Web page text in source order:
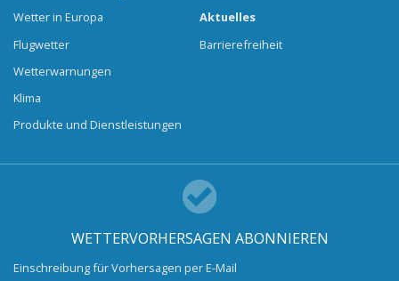
Wetter in Europa
Flugwetter
Wetterwarnungen
Klima
Produkte und Dienstleistungen
Aktuelles
Barrierefreiheit
WETTERVORHERSAGEN ABONNIEREN
Einschreibung für Vorhersagen per E-Mail